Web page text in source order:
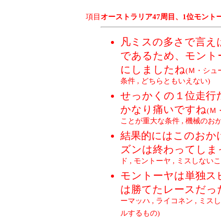
項目 オーストラリア47周目、1位モント
凡ミスの多さで言
であるため、モン
にしましたね(Ｍ・シュ
条件 , どちらともいえない)
せっかくの１位走
かなり痛いですね(Ｍ
ことが重大な条件 , 機械のお
結果的にはこのおか
ズンは終わってし
ド , モントーヤ , ミスしない
モントーヤは単独
は勝てたレースだ
ーマッハ , ライコネン , ミス
ルするもの)